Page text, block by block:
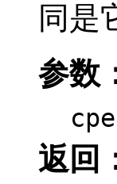
同是
参数
cpe
返回